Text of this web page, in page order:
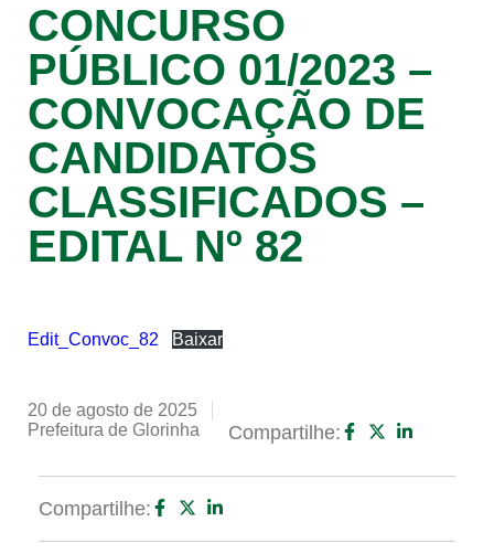
CONCURSO
PÚBLICO 01/2023 –
CONVOCAÇÃO DE
CANDIDATOS
CLASSIFICADOS –
EDITAL Nº 82
Edit_Convoc_82 Baixar
20 de agosto de 2025
Prefeitura de Glorinha
Compartilhe:
Compartilhe: